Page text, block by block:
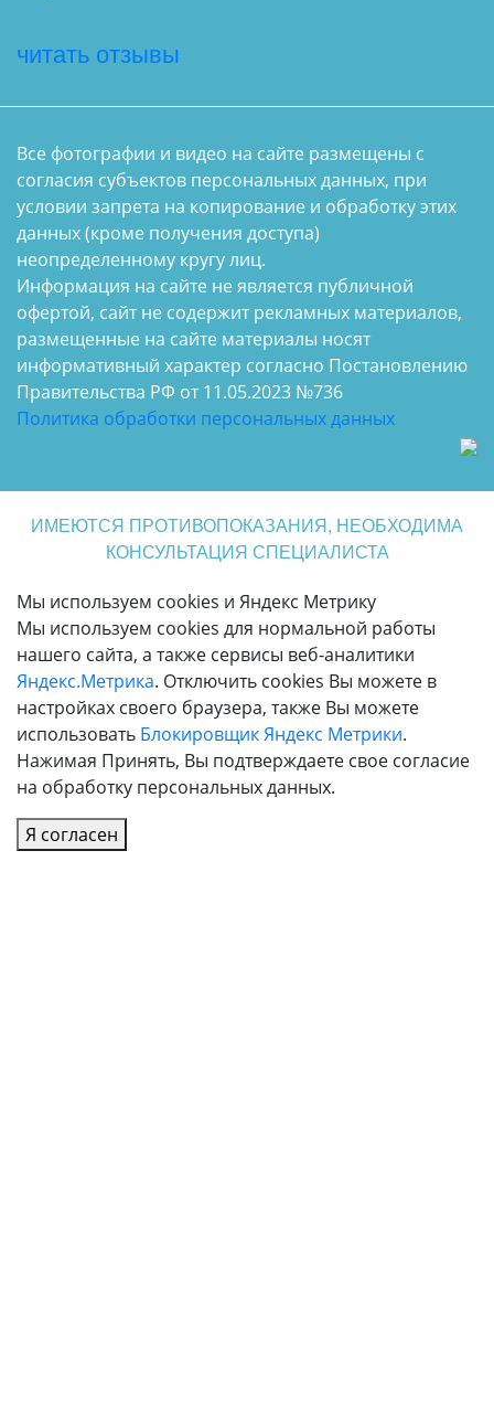
читать отзывы
Все фотографии и видео на сайте размещены с
согласия субъектов персональных данных, при
условии запрета на копирование и обработку этих
данных (кроме получения доступа)
неопределенному кругу лиц.
Информация на сайте не является публичной
офертой, сайт не содержит рекламных материалов,
размещенные на сайте материалы носят
информативный характер согласно Постановлению
Правительства РФ от 11.05.2023 №736
Политика обработки персональных данных
ИМЕЮТСЯ ПРОТИВОПОКАЗАНИЯ, НЕОБХОДИМА
КОНСУЛЬТАЦИЯ СПЕЦИАЛИСТА
Мы используем cookies и Яндекс Метрику
Мы используем cookies для нормальной работы
нашего сайта, а также сервисы веб-аналитики
Яндекс.Метрика. Отключить cookies Вы можете в
настройках своего браузера, также Вы можете
использовать Блокировщик Яндекс Метрики.
Нажимая Принять, Вы подтверждаете свое согласие
на обработку персональных данных.
Я согласен